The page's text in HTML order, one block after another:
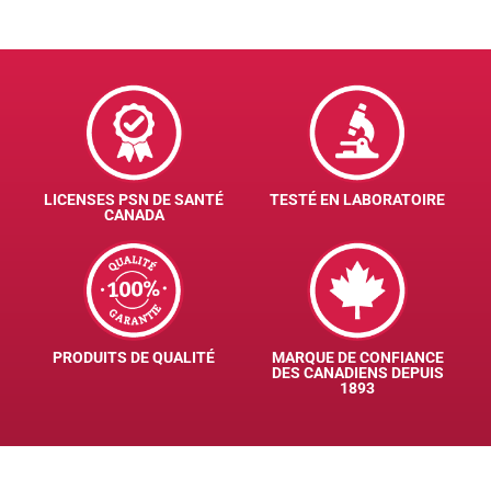
LICENSES PSN DE SANTÉ
CANADA
TESTÉ EN LABORATOIRE
PRODUITS DE QUALITÉ
MARQUE DE CONFIANCE
DES CANADIENS DEPUIS
1893